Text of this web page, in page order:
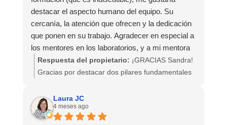
todos súper top, pero me permito dedicar una
mención especial a mi mentor, David Peralta, que
me hizo disfrutar y me animó a crecer desde el
minuto uno del curso. Su profesionalidad y
sensibilidad y su manera de dar feedback tanto
en laboratorios como en las mentorías grupales e
individuales, marcó realmente una diferencia para
Todo este viaje de 9 meses me ha permitido,
destacar el aspecto humano del equipo. Su
cercanía, la atención que ofrecen y la dedicación
que ponen en su trabajo. Agradecer en especial a
los mentores en los laboratorios, y a mi mentora
Patricia por su acompañamiento y guía en este
camino. Sin olvidar a todo el equipo que hay
Continuaré formándome con vosotros sin duda!
Respuesta del propietario: ¡GRACIAS Sandra!
Gracias por destacar dos pilares fundamentales
y el equipo humano que hace Crearte. Damos
como escuela lo máximo posible y todo lo que
merecéis como alumnos, para no solo aprender
Laura JC
4 meses ago